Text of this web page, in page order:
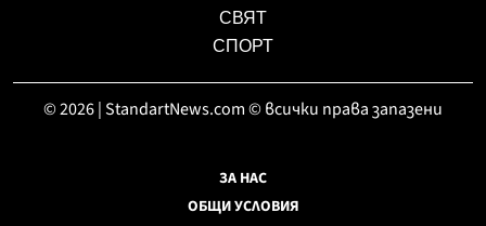
СВЯТ
СПОРТ
© 2026 | StandartNews.com © всички права запазени
ЗА НАС
ОБЩИ УСЛОВИЯ